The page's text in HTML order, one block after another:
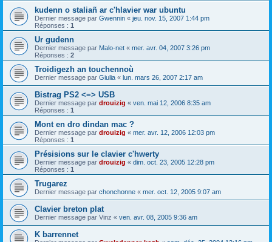
kudenn o staliañ ar c'hlavier war ubuntu
Dernier message par Gwennin « jeu. nov. 15, 2007 1:44 pm
Réponses : 1
Ur gudenn
Dernier message par Malo-net « mer. avr. 04, 2007 3:26 pm
Réponses : 2
Troidigezh an touchennoù
Dernier message par Giulia « lun. mars 26, 2007 2:17 am
Bistrag PS2 <=> USB
Dernier message par drouizig « ven. mai 12, 2006 8:35 am
Réponses : 1
Mont en dro dindan mac ?
Dernier message par drouizig « mer. avr. 12, 2006 12:03 pm
Réponses : 1
Présisions sur le clavier c'hwerty
Dernier message par drouizig « dim. oct. 23, 2005 12:28 pm
Réponses : 1
Trugarez
Dernier message par chonchonne « mer. oct. 12, 2005 9:07 am
Clavier breton plat
Dernier message par Vinz « ven. avr. 08, 2005 9:36 am
K barrennet